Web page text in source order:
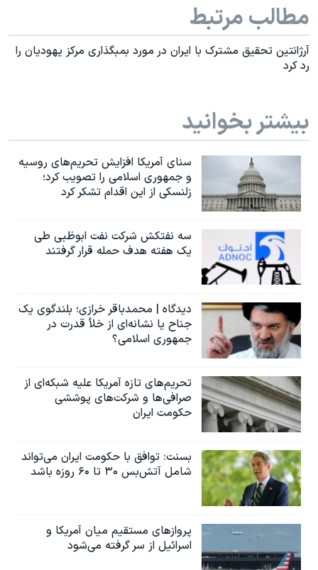
مطالب مرتبط
آرژانتین تحقیق مشترک با ایران در مورد بمبگذاری مرکز یهودیان را
رد کرد
بیشتر بخوانید
سنای آمریکا افزایش تحریم‌های روسیه
و جمهوری اسلامی را تصویب کرد؛
زلنسکی از این اقدام تشکر کرد
سه نفتکش شرکت نفت ابوظبی طی
یک هفته هدف حمله قرار گرفتند
دیدگاه | محمدباقر خرازی؛ بلندگوی یک
جناح یا نشانه‌ای از خلأ قدرت در
جمهوری اسلامی؟
تحریم‌های تازه آمریکا علیه شبکه‌ای از
صرافی‌ها و شرکت‌های پوششی
حکومت ایران
بسنت: توافق با حکومت ایران می‌تواند
شامل آتش‌بس ۳۰ تا ۶۰ روزه باشد
پروازهای مستقیم میان آمریکا و
اسرائیل از سر گرفته می‌شود